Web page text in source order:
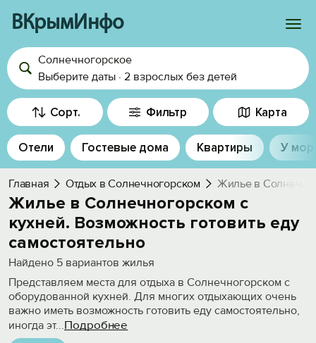
ВКрымИнфо
Войти
Избранное
История просмотра
Добавить свой объект
Солнечногорское
Выберите даты · 2 взрослых без детей
Сорт. Фильтр Карта
Отели Гостевые дома Квартиры У
Главная Отдых в Солнечногорском Жилье в
Жилье в Солнечногорском с
кухней. Возможность готовить еду
самостоятельно
Найдено 5 вариантов жилья
Представляем места для отдыха в Солнечногорском с
оборудованной кухней. Для многих отдыхающих очень
важно иметь возможность готовить еду самостоятельно,
иногда эт...Подробнее